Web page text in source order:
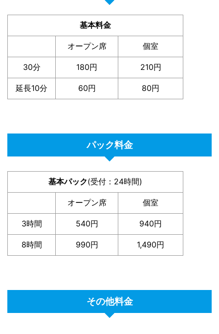
基本料金
オープン席 個室
30分 180円 210円
延長10分 60円 80円
パック料金
基本パック(受付：24時間)
オープン席 個室
3時間 540円 940円
8時間 990円 1,490円
その他料金